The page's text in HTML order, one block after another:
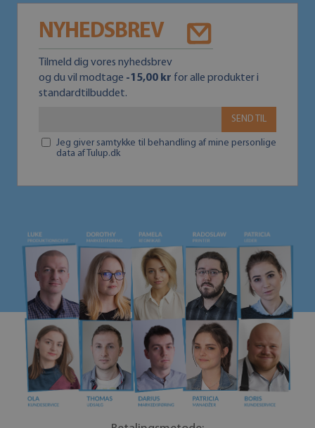
NYHEDSBREV
Tilmeld dig vores nyhedsbrev
og du vil modtage -15,00 kr for alle produkter i
standardtilbuddet.
SEND TIL
Jeg giver samtykke til behandling af mine personlige
data af Tulup.dk